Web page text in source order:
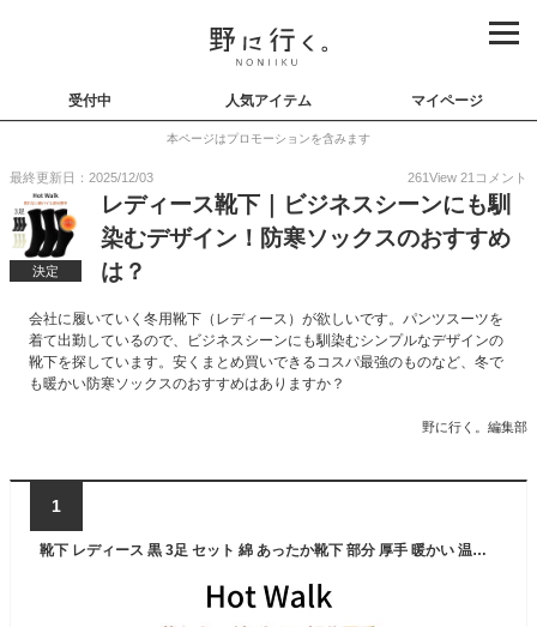
受付中 人気アイテム マイページ
本ページはプロモーションを含みます
最終更新日：2025/12/03 261View 21 コメント
決定
レディース靴下｜ビジネスシーンにも馴
染むデザイン！防寒ソックスのおすすめ
は？
会社に履いていく冬用靴下（レディース）が欲しいです。パンツスーツを
着て出勤しているので、ビジネスシーンにも馴染むシンプルなデザインの
靴下を探しています。安くまとめ買いできるコスパ最強のものなど、冬で
も暖かい防寒ソックスのおすすめはありますか？
野に行く。編集部
1
靴下 レディース 黒 3足 セット 綿 あったか靴下 部分 厚手 暖かい 温かい あったかい あたたかい コットン パイル 仕事 ビジネス 冷え性 冷え取り 女性 女性用 仕事用 ショート ソックス 冷え取り靴下 保温 防寒 くつ下 くつした 春 夏 秋 冬 黒 ブラック 送料無料